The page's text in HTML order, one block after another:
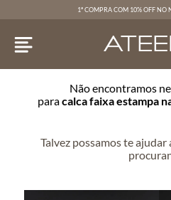
1ª COMPRA COM 10% OFF NO
Não encontramos
paracalca faixa estampa
Talvez possamos te